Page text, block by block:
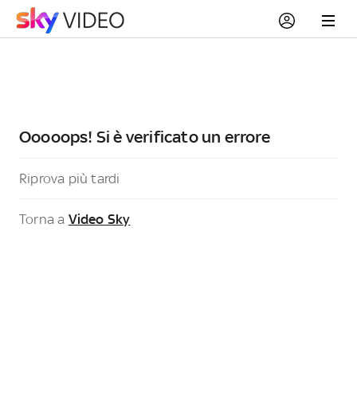
Ooooops! Si è verificato un errore
Riprova più tardi
Torna a Video Sky